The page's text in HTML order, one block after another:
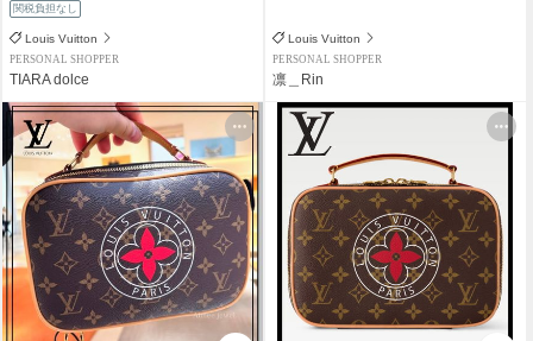
関税負担なし
Louis Vuitton
PERSONAL SHOPPER
TIARA dolce
Louis Vuitton
PERSONAL SHOPPER
凛＿Rin